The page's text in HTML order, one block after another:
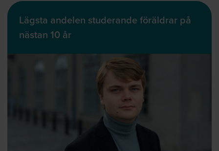
Lägsta andelen studerande föräldrar på
nästan 10 år